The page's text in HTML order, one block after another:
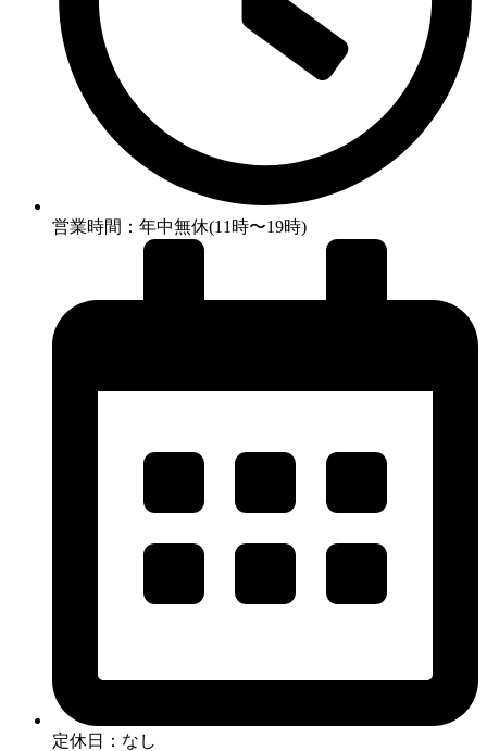
営業時間：年中無休(11時〜19時)
定休日：なし